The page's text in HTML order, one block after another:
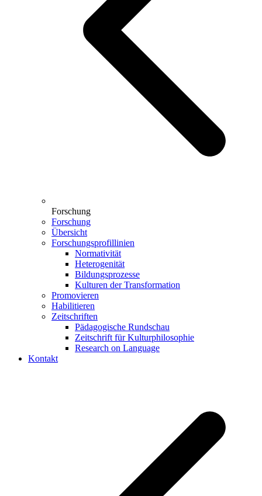
Forschung
Forschung
Übersicht
Forschungsprofillinien
Normativität
Heterogenität
Bildungsprozesse
Kulturen der Transformation
Promovieren
Habilitieren
Zeitschriften
Pädagogische Rundschau
Zeitschrift für Kulturphilosophie
Research on Language
Kontakt